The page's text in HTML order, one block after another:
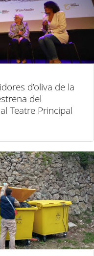
d’oliva de la
del
Teatre Principal